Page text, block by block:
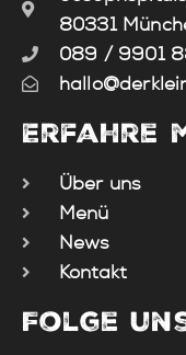
80331
089 / 9901
Erfahre
Über uns
Menü
News
Kontakt
Folge